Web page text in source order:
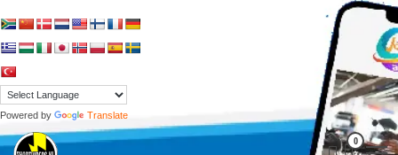
to
content
Powered by Translate
shortvideos.nl 0